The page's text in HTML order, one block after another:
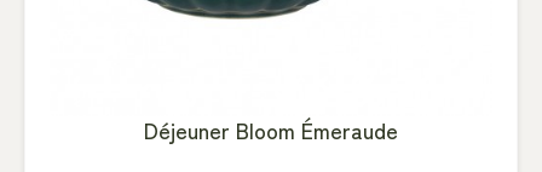
Déjeuner Bloom Émeraude